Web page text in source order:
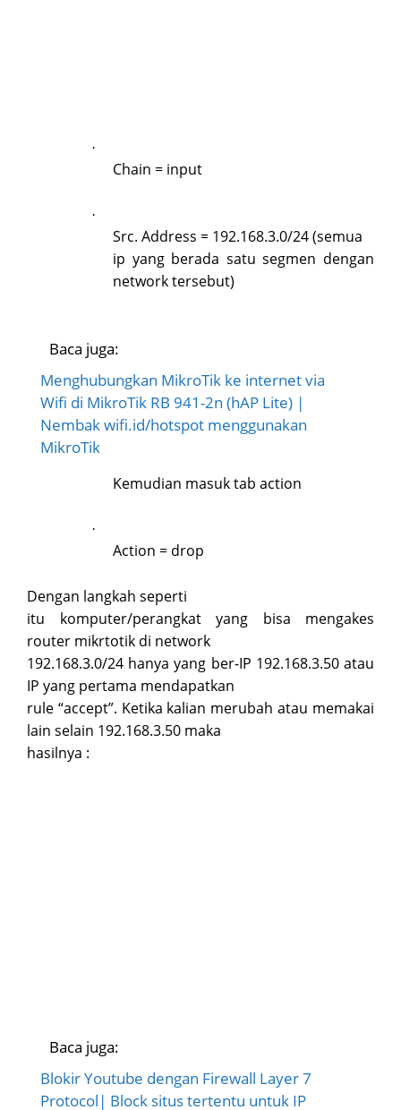
·
Chain = input
·
Src. Address = 192.168.3.0/24 (semua
ip yang berada satu segmen dengan
network tersebut)
Baca juga:
Menghubungkan MikroTik ke internet via
Wifi di MikroTik RB 941-2n (hAP Lite) |
Nembak wifi.id/hotspot menggunakan
MikroTik
Kemudian masuk tab action
·
Action = drop
Dengan langkah seperti
itu komputer/perangkat yang bisa mengakes
router mikrtotik di network
192.168.3.0/24 hanya yang ber-IP 192.168.3.50 atau
IP yang pertama mendapatkan
rule “accept”. Ketika kalian merubah atau memakai
lain selain 192.168.3.50 maka
hasilnya :
Baca juga:
Blokir Youtube dengan Firewall Layer 7
Protocol| Block situs tertentu untuk IP